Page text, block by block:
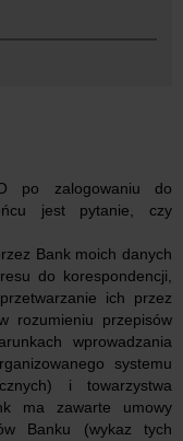
po zalogowaniu do
jest pytanie, czy
Bank moich danych
do korespondencji,
ich przez
rozumieniu przepisów
wprowadzania
systemu
i towarzystwa
ma zawarte umowy
Banku (wykaz tych